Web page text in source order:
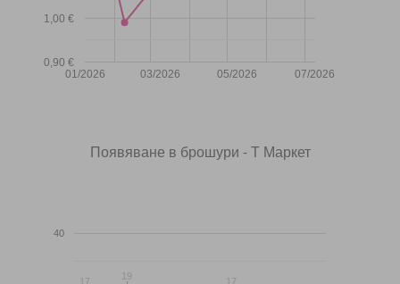
01/2026 03/2026 05/2026 07/2026
0,90 €
1,00 €
Появяване в брошури - Т Маркет
40
17
17 19
19
17
17